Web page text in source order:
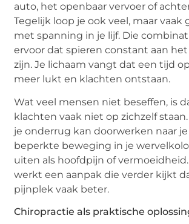
auto, het openbaar vervoer of
Tegelijk loop je ook veel, maar vaak
met spanning in je lijf. Die
ervoor dat spieren constant aan het
zijn. Je lichaam vangt dat een tijd
meer lukt en klachten ontstaan.
Wat veel mensen niet beseffen, is
klachten vaak niet op zichzelf
je onderrug kan doorwerken naar je
beperkte beweging in je
uiten als hoofdpijn of
werkt een aanpak die verder kijkt
pijnplek vaak beter.
Chiropractie als praktische